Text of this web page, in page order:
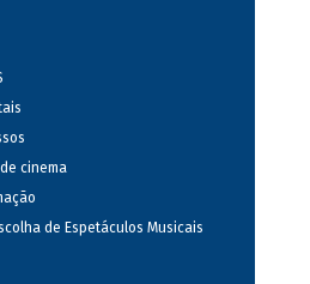
cinema
de Espetáculos Musicais